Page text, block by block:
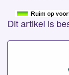
Dit artikel is